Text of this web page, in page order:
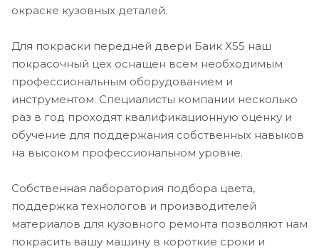
окраске кузовных деталей.
Для покраски передней двери Баик X55 наш
покрасочный цех оснащен всем необходимым
профессиональным оборудованием и
инструментом. Специалисты компании несколько
раз в год проходят квалификационную оценку и
обучение для поддержания собственных навыков
на высоком профессиональном уровне.
Собственная лаборатория подбора цвета,
поддержка технологов и производителей
материалов для кузовного ремонта позволяют нам
покрасить вашу машину в короткие сроки и